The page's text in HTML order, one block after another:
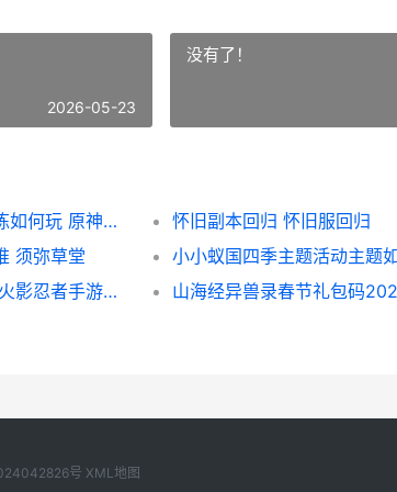
2026-05-23
没有了！
《原神》迷城战线沙域篇决意试炼如何玩 原神迷城战线怎么激活符文
怀旧副本回归 怀旧服回归
须弥草堂
小小蚁国四季主题活动主题
宇智波传秽土转生阵型组合主推 火影忍者手游宇智波秽土转生
号 XML地图